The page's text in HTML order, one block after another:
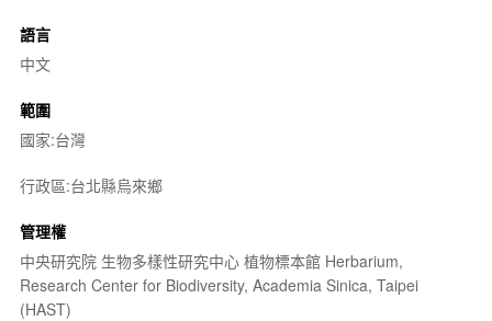
語言
中文
範圍
國家:台灣
行政區:台北縣烏來鄉
管理權
中央研究院 生物多樣性研究中心 植物標本館 Herbarium,
Research Center for Biodiversity, Academia Sinica, Taipei
(HAST)